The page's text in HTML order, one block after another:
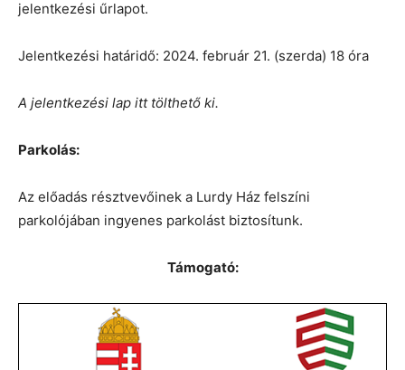
jelentkezési űrlapot.
Jelentkezési határidő: 2024. február 21. (szerda) 18 óra
A jelentkezési lap itt tölthető ki.
Parkolás:
Az előadás résztvevőinek a Lurdy Ház felszíni
parkolójában ingyenes parkolást biztosítunk.
Támogató: